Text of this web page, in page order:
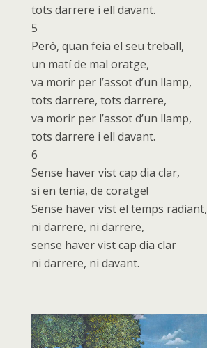
tots darrere i ell davant.
5
Però, quan feia el seu treball,
un matí de mal oratge,
va morir per l’assot d’un llamp,
tots darrere, tots darrere,
va morir per l’assot d’un llamp,
tots darrere i ell davant.
6
Sense haver vist cap dia clar,
si en tenia, de coratge!
Sense haver vist el temps radiant,
ni darrere, ni darrere,
sense haver vist cap dia clar
ni darrere, ni davant.